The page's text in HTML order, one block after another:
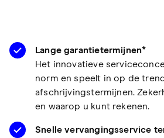
Lange garantietermijnen*
Het innovatieve
norm en speelt in op de
afschrijvingstermijnen.
en waarop u kunt rekenen.
Snelle vervangingsservice